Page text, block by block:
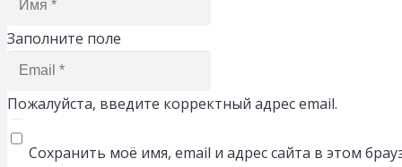
Заполните поле
Пожалуйста, введите корректный адрес email.
Сохранить моё имя, email и адрес сайта в этом